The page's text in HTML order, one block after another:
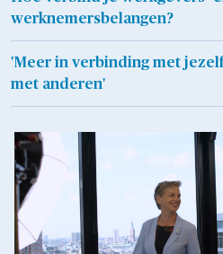
werknemersbelangen?
'Meer in verbinding met
met anderen'